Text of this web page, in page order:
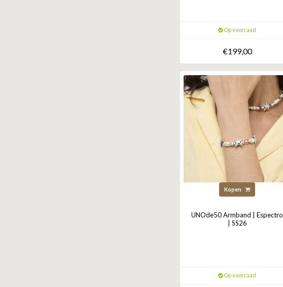
Op voorraad
€199,00
Kopen
UNOde50 Armband | Espectro
| SS26
Op voorraad